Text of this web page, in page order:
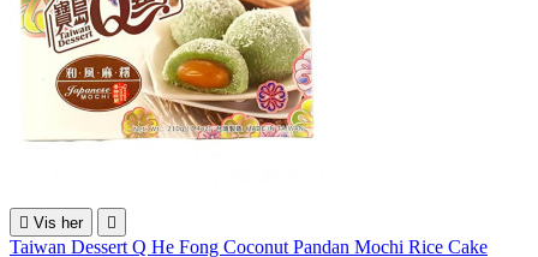
 Vis her 
Taiwan Dessert Q He Fong Coconut Pandan Mochi Rice Cake